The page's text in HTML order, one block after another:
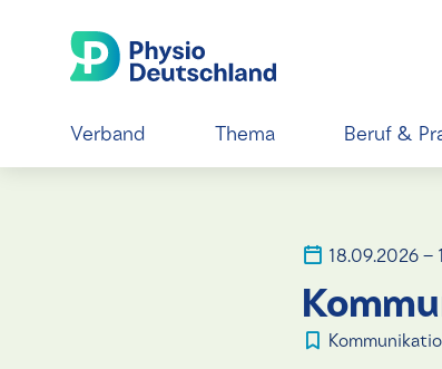
Verband Thema Beruf &
18.09.2026 –